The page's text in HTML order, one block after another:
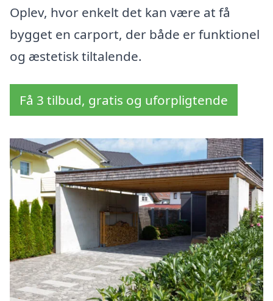
Oplev, hvor enkelt det kan være at få
bygget en carport, der både er funktionel
og æstetisk tiltalende.
Få 3 tilbud, gratis og uforpligtende